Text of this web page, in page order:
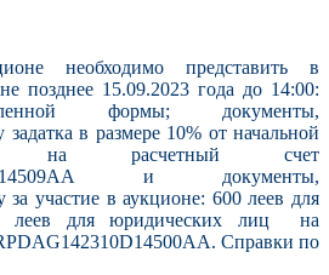
необходимо представить в
позднее 15.09.2023 года до 14:00:
формы; документы,
в размере 10% от начальной
на расчетный счет
и документы,
участие в аукционе: 600 леев для
леев для юридических лиц на
Справки по